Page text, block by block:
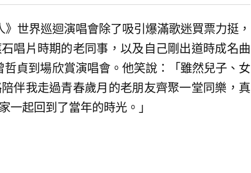
世界巡迴演唱會除了吸引爆滿歌迷買票力挺，
唱片時期的老同事，以及自己剛出道時成名曲
哲貞到場欣賞演唱會。他笑說：「雖然兒子、女
伴我走過青春歲月的老朋友齊聚一堂同樂，真
一起回到了當年的時光。」